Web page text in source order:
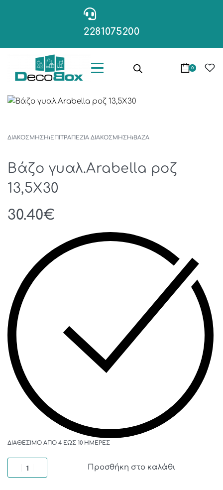
2281075200
0
ΔΙΑΚΟΣΜΗΣΗ›ΕΠΙΤΡΑΠΕΖΙΑ ΔΙΑΚΟΣΜΗΣΗ›ΒΆΖΑ
Βάζο γυαλ.Arabella ροζ
13,5Χ30
30.40€
ΔΙΑΘΈΣΙΜΟ ΑΠΌ 4 ΈΩΣ 10 ΗΜΈΡΕΣ
Προσθήκη στο καλάθι